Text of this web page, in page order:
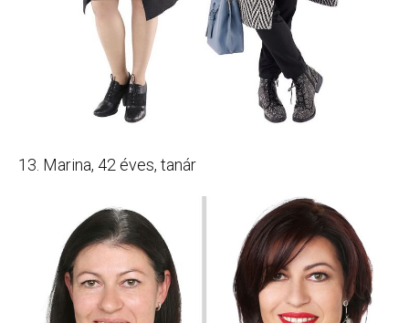
13. Marina, 42 éves, tanár